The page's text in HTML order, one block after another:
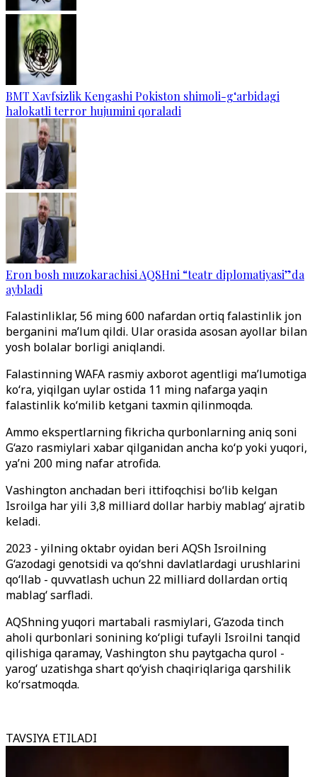
BMT Xavfsizlik Kengashi Pokiston shimoli-g‘arbidagi
halokatli terror hujumini qoraladi
Eron bosh muzokarachisi AQSHni “teatr diplomatiyasi”da
aybladi
Falastinliklar, 56 ming 600 nafardan ortiq falastinlik jon
berganini ma’lum qildi. Ular orasida asosan ayollar bilan
yosh bolalar borligi aniqlandi.
Falastinning WAFA rasmiy axborot agentligi ma’lumotiga
ko‘ra, yiqilgan uylar ostida 11 ming nafarga yaqin
falastinlik ko‘milib ketgani taxmin qilinmoqda.
Ammo ekspertlarning fikricha qurbonlarning aniq soni
G‘azo rasmiylari xabar qilganidan ancha ko‘p yoki yuqori,
ya’ni 200 ming nafar atrofida.
Vashington anchadan beri ittifoqchisi bo‘lib kelgan
Isroilga har yili 3,8 milliard dollar harbiy mablag‘ ajratib
keladi.
2023 - yilning oktabr oyidan beri AQSh Isroilning
G‘azodagi genotsidi va qo‘shni davlatlardagi urushlarini
qo‘llab - quvvatlash uchun 22 milliard dollardan ortiq
mablag‘ sarfladi.
AQShning yuqori martabali rasmiylari, G‘azoda tinch
aholi qurbonlari sonining ko‘pligi tufayli Isroilni tanqid
qilishiga qaramay, Vashington shu paytgacha qurol -
yarog‘ uzatishga shart qo‘yish chaqiriqlariga qarshilik
ko‘rsatmoqda.
TAVSIYA ETILADI